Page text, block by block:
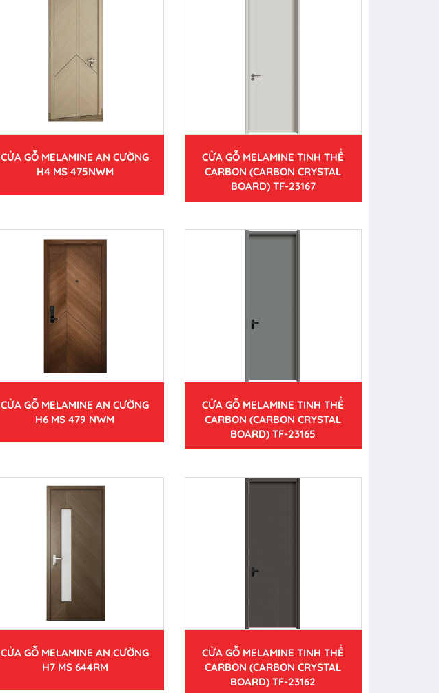
CỬA GỖ MELAMINE AN CƯỜNG
H4 MS 475NWM
CỬA GỖ MELAMINE TINH THỂ
CARBON (CARBON CRYSTAL
BOARD) TF-23167
CỬA GỖ MELAMINE AN CƯỜNG
H6 MS 479 NWM
CỬA GỖ MELAMINE TINH THỂ
CARBON (CARBON CRYSTAL
BOARD) TF-23165
CỬA GỖ MELAMINE AN CƯỜNG
H7 MS 644RM
CỬA GỖ MELAMINE TINH THỂ
CARBON (CARBON CRYSTAL
BOARD) TF-23162